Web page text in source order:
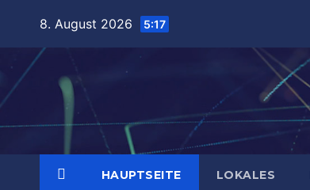
springen
8. August 2026 5:17
HAUPTSEITE LOKALES